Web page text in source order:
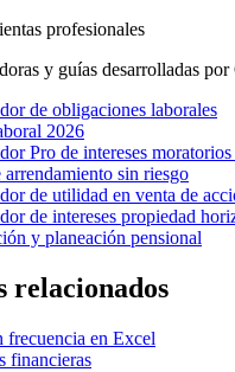
profesionales
y guías desarrolladas
de obligaciones laborales
2026
Pro de intereses
arrendamiento sin riesgo
de utilidad en venta de
de intereses propiedad
y planeación pensional
relacionados
frecuencia en Excel
financieras